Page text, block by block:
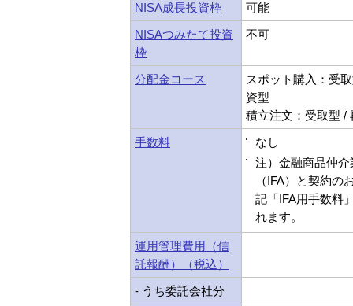
NISA成長投資枠
可能
NISAつみたて投資
枠
不可
分配金コース
スポット購入：受
資型
積立注文：受取型 /
手数料
なし
注）金融商品仲介
（IFA）と契約の
記「IFA用手数料
れます。
運用管理費用（信
託報酬）（税込）
- うち委託会社分